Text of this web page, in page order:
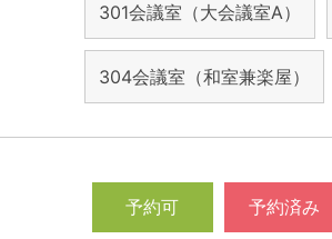
301会議室（大会議室A）
304会議室（和室兼楽屋）
予約可 予約済み